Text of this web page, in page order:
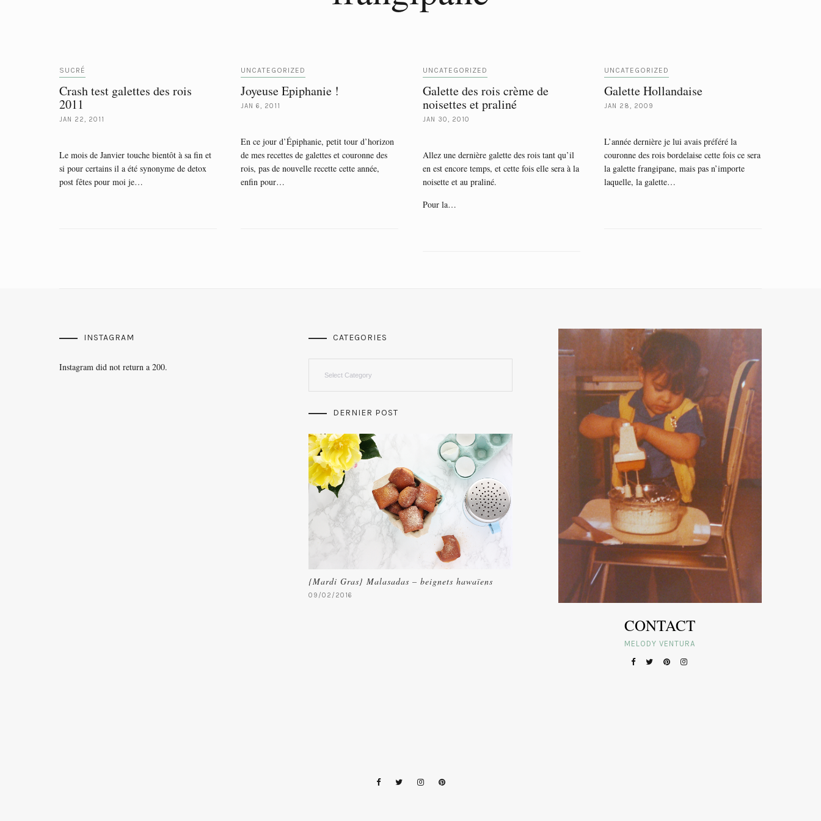
SUCRÉ
Crash test galettes des rois
2011
JAN 22, 2011
Le mois de Janvier touche bientôt à sa fin et
si pour certains il a été synonyme de detox
post fêtes pour moi je…
UNCATEGORIZED
Joyeuse Epiphanie !
JAN 6, 2011
En ce jour d’Épiphanie, petit tour d’horizon
de mes recettes de galettes et couronne des
rois, pas de nouvelle recette cette année,
enfin pour…
UNCATEGORIZED
Galette des rois crème de
noisettes et praliné
JAN 30, 2010
Allez une dernière galette des rois tant qu’il
en est encore temps, et cette fois elle sera à la
noisette et au praliné.
Pour la…
UNCATEGORIZED
Galette Hollandaise
JAN 28, 2009
L’année dernière je lui avais préféré la
couronne des rois bordelaise cette fois ce sera
la galette frangipane, mais pas n’importe
laquelle, la galette…
INSTAGRAM
Instagram did not return a 200.
CATEGORIES
DERNIER POST
{Mardi Gras} Malasadas – beignets hawaïens
09/02/2016
CONTACT
MELODY VENTURA